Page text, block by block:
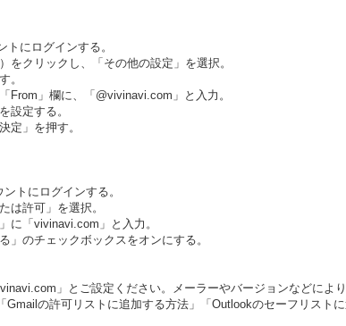
トにログインする。
をクリックし、「その他の設定」を選択。
。
From」欄に、「@vivinavi.com」と入力。
設定する。
定」を押す。
トにログインする。
は許可」を選択。
に「vivinavi.com」と入力。
」のチェックボックスをオンにする。
」とご設定ください。メーラーやバージョンなどにより
の許可リストに追加する方法」「Outlookのセーフリスト